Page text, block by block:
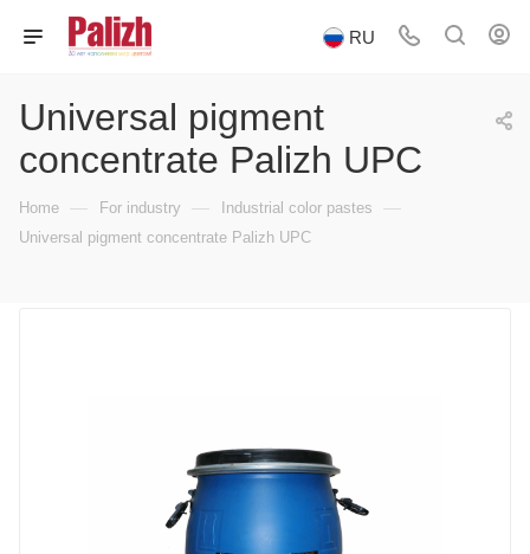
RU
Universal pigment
concentrate Palizh UPC
Home — For industry — Industrial color pastes —
Universal pigment concentrate Palizh UPC